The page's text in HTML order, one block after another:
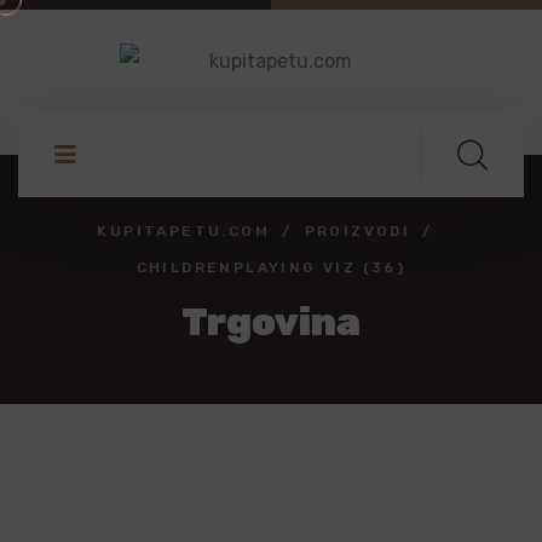
KUPITAPETU.COM PROIZVODI
CHILDRENPLAYING VIZ (36)
Trgovina